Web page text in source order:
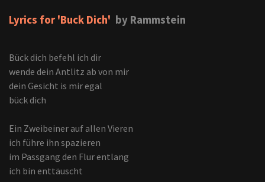
Lyrics for 'Buck Dich' by Rammstein
Bück dich befehl ich dir
wende dein Antlitz ab von mir
dein Gesicht is mir egal
bück dich
Ein Zweibeiner auf allen Vieren
ich führe ihn spazieren
im Passgang den Flur entlang
ich bin enttäuscht